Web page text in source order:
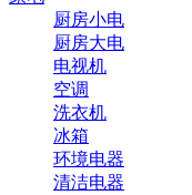
厨房小电
厨房大电
电视机
空调
洗衣机
冰箱
环境电器
清洁电器